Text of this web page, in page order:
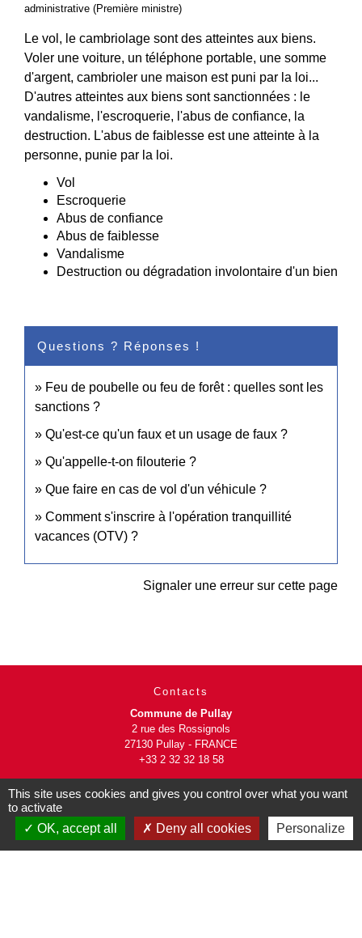
administrative (Première ministre)
Le vol, le cambriolage sont des atteintes aux biens.
Voler une voiture, un téléphone portable, une somme
d'argent, cambrioler une maison est puni par la loi...
D'autres atteintes aux biens sont sanctionnées : le
vandalisme, l'escroquerie, l'abus de confiance, la
destruction. L'abus de faiblesse est une atteinte à la
personne, punie par la loi.
Vol
Escroquerie
Abus de confiance
Abus de faiblesse
Vandalisme
Destruction ou dégradation involontaire d'un bien
Questions ? Réponses !
Feu de poubelle ou feu de forêt : quelles sont les
sanctions ?
Qu'est-ce qu'un faux et un usage de faux ?
Qu'appelle-t-on filouterie ?
Que faire en cas de vol d'un véhicule ?
Comment s'inscrire à l'opération tranquillité
vacances (OTV) ?
Signaler une erreur sur cette page
Contacts
Commune de Pullay
2 rue des Rossignols
27130 Pullay - FRANCE
+33 2 32 32 18 58
Site internet :
This site uses cookies and gives you control over what you want
to activate
OK, accept all
Deny all cookies Personalize